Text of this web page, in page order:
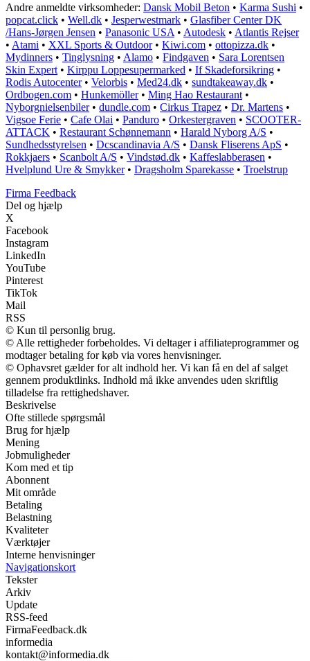
Andre anmeldte virksomheder: Dansk Mobil Beton • Karma Sushi •
popcat.click • Well.dk • Jesperwestmark • Glasfiber Center DK
/Hans-Jørgen Jensen • Panasonic USA • Autodesk • Atlantis Rejser
• Atami • XXL Sports & Outdoor• Kiwi.com • ottopizza.dk •
Mydinners • Tinglysning • Alamo • Findgaven • Sara Lorentsen
Skin Expert • Kirppu Loppesupermarked • If Skadeforsikring •
Rodis Autocenter• Velorbis • Med24.dk • sundtakeaway.dk •
Ordbogen.com • Hunkemöller• Ming Hao Restaurant •
Nyborgnielsenbiler• dundle.com • Cirkus Trapez • Dr. Martens •
Vigsoe Ferie • Cafe Olai • Panduro • Orkestergraven • SCOOTER-
ATTACK • Restaurant Schønnemann • Harald Nyborg A/S •
Sundhedsstyrelsen • Dcscandinavia A/S • Dansk Fliserens ApS •
Rokkjaers • Scanbolt A/S • Vindstød.dk • Kaffeslabberasen •
Hvelplund Ure & Smykker• Dragsholm Sparekasse • Troelstrup
Firma Feedback
Del og hjælp
X
Facebook
Instagram
LinkedIn
YouTube
Pinterest
TikTok
Mail
RSS
© Kun til personlig brug.
© Alle rettigheder forbeholdes. Vi deltager i affiliateprogrammer og
modtager betaling for køb via vores henvisninger.
© Ophavsret gælder for alt indhold her. Vi kan få en del af salget
gennem produktlinks. Indhold må ikke anvendes uden skriftlig
tilladelse fra rettighedshaver.
Beskrivelse
Ofte stillede spørgsmål
Brug for hjælp
Mening
Jobmuligheder
Kom med et tip
Abonnent
Mit område
Betaling
Belastning
Kvaliteter
Værktøjer
Interne henvisninger
Navigationskort
Tekster
Arkiv
Update
RSS-feed
FirmaFeedback.dk
informedia
kontakt@informedia.dk